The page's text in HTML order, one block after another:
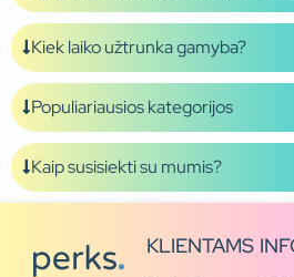
Kiek laiko užtrunka gamyba?
Populiariausios kategorijos
Kaip susisiekti su mumis?
KLIENTAMS